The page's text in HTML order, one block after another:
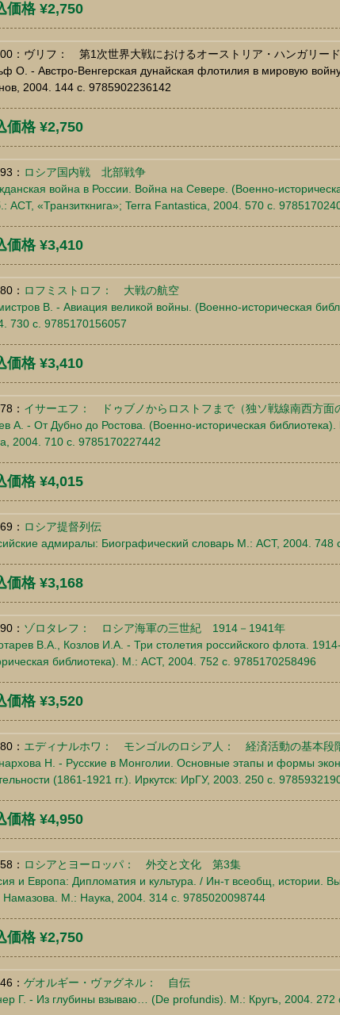
価格 ¥2,750
：ヴリフ： 第1次世界大戦におけるオーストリア・ハンガリー
О. - Австро-Венгерская дунайская флотилия в мировую
2004. 144 c. 9785902236142
価格 ¥2,750
： ロシア国内戦 北部戦争
война в России. Война на Севере. (Военно-
АСТ, «Транзиткнига»; Terra Fantastica, 2004. 570 c.
価格 ¥3,410
： ロフミストロフ： 大戦の航空
В. - Авиация великой войны. (Военно-историческая
730 c. 9785170156057
価格 ¥3,410
： イサーエフ： ドゥブノからロストフまで（独ソ戦線南西方面
А. - От Дубно до Ростова. (Военно-историческая
2004. 710 c. 9785170227442
価格 ¥4,015
： ロシア提督列伝
адмиралы: Биографический словарь М.: АСТ, 2004. 748
価格 ¥3,168
： ゾロタレフ： ロシア海軍の三世紀 1914－1941年
В.А., Козлов И.А. - Три столетия российского флота.
библиотека). М.: АСТ, 2004. 752 c. 9785170258496
価格 ¥3,520
： エディナルホワ： モンゴルのロシア人： 経済活動の基本段
Н. - Русские в Монголии. Основные этапы и формы
(1861-1921 гг.). Иркутск: ИрГУ, 2003. 250 c.
価格 ¥4,950
： ロシアとヨーロッパ： 外交と文化 第3集
и Европа: Дипломатия и культура. / Ин-т всеобщ, истории.
М.: Наука, 2004. 314 c. 9785020098744
価格 ¥2,750
： ゲオルギー・ヴァグネル： 自伝
Г. - Из глубины взываю… (De profundis). М.: Кругъ, 2004. 272